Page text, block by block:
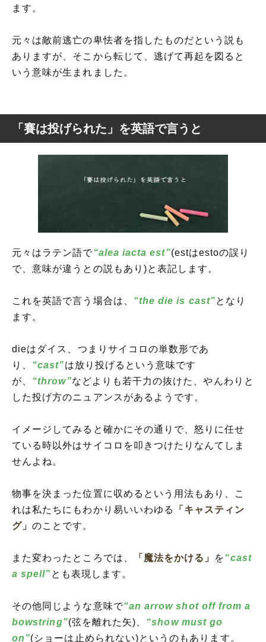
ます。
元々は敵前逃亡の卑怯者を指したものだという説も
ありますが、そこから転じて、逃げて再起を図ると
いう意味が生まれました。
「賽は投げられた」を英語で言うと
元々はラテン語で“alea iacta est”(estはestoの誤り
で、意味が違うとの説もあり)と表記します。
これを英語で言う場合は、 “the die is cast”となり
ます。
dieはダイス、つまりサイコロの単数形であ
り、 “cast”は放り投げるという意味です
が、 “throw”などよりも若干力の抜けた、やんわりと
した投げ方のニュアンスがあるようです。
イメージしてみると確かにその通りで、怒りに任せ
ている時以外はサイコロを叩きつけたりなんてしま
せんよね。
物事を決まった位置に収めるという用法もあり、こ
れは私たちにもわかり易いいわゆる
「キャスティン
グ」のことです。
また変わったところでは、 「魔法をかける」 を“cast
a spell” とも表現します。
その他同じような意味で“an arrow shot off from a
bowstring”(弦を離れた矢)、 “show must go
on”(ショーは止められない)というのもあります。